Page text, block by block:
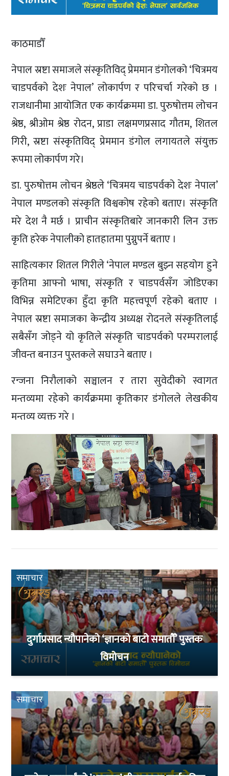
काठमाडौँ
नेपाल स्रष्टा समाजले संस्कृतिविद् प्रेममान डंगोलको ‘चित्रमय
चाडपर्वको देशः नेपाल’ लोकार्पण र परिचर्चा गरेको छ ।
राजधानीमा आयोजित एक कार्यक्रममा डा. पुरुषोत्तम लोचन
श्रेष्ठ, श्रीओम श्रेष्ठ रोदन, प्राडा लक्षमणप्रसाद गौतम, शितल
गिरी, स्रष्टा संस्कृतिविद् प्रेममान डंगोल लगायतले संयुक्त
रूपमा लोकार्पण गरे।
डा. पुरुषोत्तम लोचन श्रेष्ठले ‘चित्रमय चाडपर्वको देशः नेपाल’
नेपाल मण्डलको संस्कृति विश्वकोष रहेको बताए। संस्कृति
मरे देश नै मर्छ । प्राचीन संस्कृतिबारे जानकारी लिन उक्त
कृति हरेक नेपालीको हातहातमा पुग्नुपर्ने बताए ।
साहित्यकार शितल गिरीले ‘नेपाल मण्डल बुझ्न सहयोग हुने
कृतिमा आफ्नो भाषा, संस्कृति र चाडपर्वसँग जोडिएका
विभिन्न समेटिएका हुँदा कृति महत्त्वपूर्ण रहेको बताए ।
नेपाल स्रष्टा समाजका केन्द्रीय अध्यक्ष रोदनले संस्कृतिलाई
सबैसँग जोड्ने यो कृतिले संस्कृति चाडपर्वको परम्परालाई
जीवन्त बनाउन पुस्तकले सघाउने बताए ।
रन्जना निरौलाको सञ्चालन र तारा सुवेदीको स्वागत
मन्तव्यमा रहेको कार्यक्रममा कृतिकार डंगोलले लेखकीय
मन्तव्य व्यक्त गरे ।
समाचार
दुर्गाप्रसाद न्यौपानेको ‘ज्ञानको बाटो समातौँ’ पुस्तक
विमोचन
समाचार